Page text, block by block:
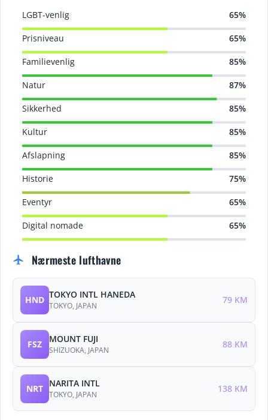
LGBT-venlig 65%
Prisniveau 65%
Familievenlig 85%
Natur 87%
Sikkerhed 85%
Kultur 85%
Afslapning 85%
Historie 75%
Eventyr 65%
Digital nomade 65%
flight Nærmeste lufthavne
HND TOKYO INTL HANEDA
TOKYO, JAPAN
79 KM
FSZ MOUNT FUJI
SHIZUOKA, JAPAN
88 KM
NRT NARITA INTL
TOKYO, JAPAN
138 KM